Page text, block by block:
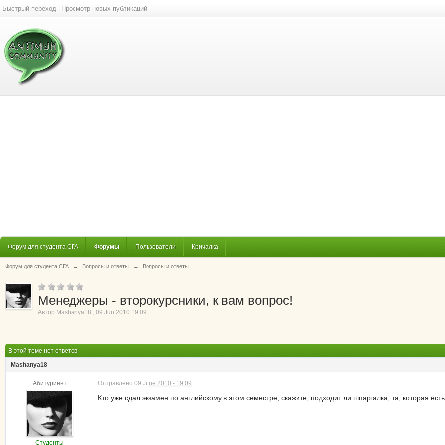
Быстрый переход Просмотр новых публикаций
Форум для студента СГА Форумы Пользователи Кричалка
Форум для студента СГА → Вопросы и ответы → Вопросы и ответы
Менеджеры - второкурсники, к вам вопрос!
Автор Mashanya18 , 09 Jun 2010 19:09
В этой теме нет ответов
Mashanya18
Абитуриент
Студенты
Отправлено 09 June 2010 - 19:09
Кто уже сдал экзамен по английскому в этом семестре, скажите, подходит ли шпаргалка, та, которая